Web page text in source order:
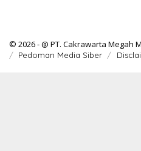
© 2026 - @ PT. Cakrawarta Megah
Pedoman Media Siber